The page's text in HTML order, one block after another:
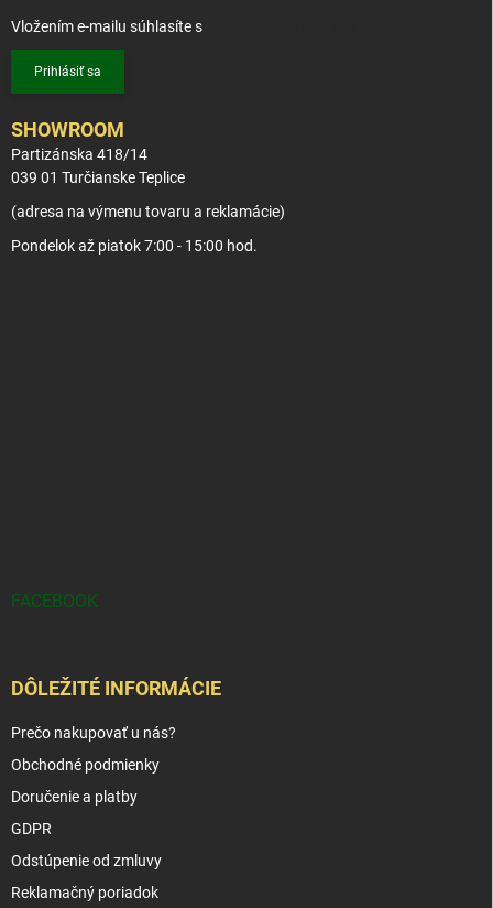
Vložením e-mailu súhlasíte s
Prihlásiť sa
SHOWROOM
Partizánska 418/14
039 01 Turčianske Teplice
(adresa na výmenu tovaru a reklamácie)
Pondelok až piatok 7:00 - 15:00 hod.
FACEBOOK
DÔLEŽITÉ INFORMÁCIE
Prečo nakupovať u nás?
Obchodné podmienky
Doručenie a platby
GDPR
Odstúpenie od zmluvy
Reklamačný poriadok